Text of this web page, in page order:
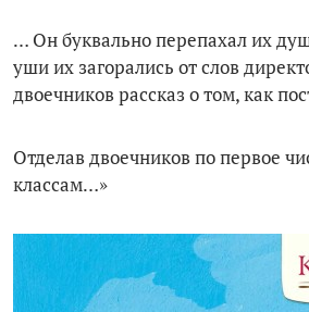
… Он буквально перепахал их
уши их загорались от слов
двоечников рассказ о том, как
Отделав двоечников по первое
классам…»